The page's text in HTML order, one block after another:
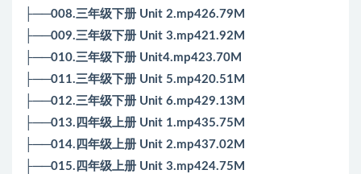
├──008.三年级下册 Unit 2.mp426.79M
├──009.三年级下册 Unit 3.mp421.92M
├──010.三年级下册 Unit4.mp423.70M
├──011.三年级下册 Unit 5.mp420.51M
├──012.三年级下册 Unit 6.mp429.13M
├──013.四年级上册 Unit 1.mp435.75M
├──014.四年级上册 Unit 2.mp437.02M
├──015.四年级上册 Unit 3.mp424.75M